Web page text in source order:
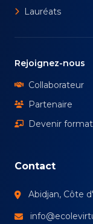
Lauréats
Rejoignez-nous
Collaborateur
Partenaire
Devenir
Contact
Abidjan, Côte